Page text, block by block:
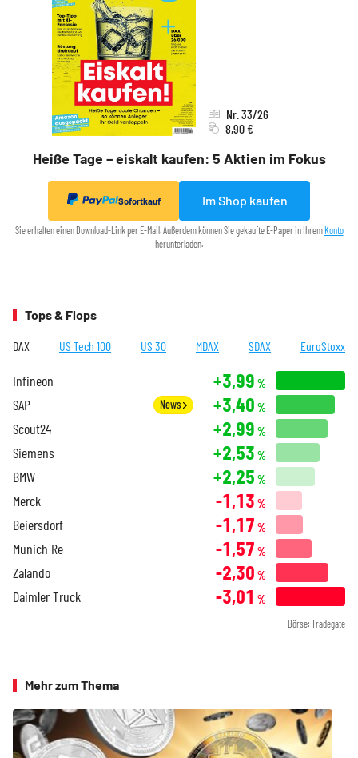
Heiße Tage – eiskalt kaufen: 5 Aktien im Fokus
Nr. 33/26
8,90 €
Sofortkauf Im Shop kaufen
Sie erhalten einen Download-Link per E-Mail. Außerdem können Sie gekaufte E-Paper in Ihrem Konto
herunterladen.
Tops & Flops
DAX US Tech 100 US 30 MDAX SDAX EuroStoxx
Infineon +3,99 %
SAP News +3,40 %
Scout24 +2,99 %
Siemens +2,53 %
BMW +2,25 %
Merck -1,13 %
Beiersdorf -1,17 %
Munich Re -1,57 %
Zalando -2,30 %
Daimler Truck -3,01 %
Börse: Tradegate
Mehr zum Thema